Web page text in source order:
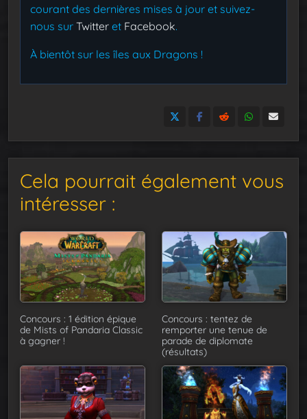
courant des dernières mises à jour et suivez-
nous sur Twitter et Facebook.
À bientôt sur les îles aux Dragons !
Cela pourrait également vous
intéresser :
Concours : 1 édition épique
de Mists of Pandaria Classic
à gagner !
Concours : tentez de
remporter une tenue de
parade de diplomate
(résultats)